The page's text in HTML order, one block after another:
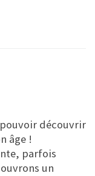
découvrir
âge !
parfois
un